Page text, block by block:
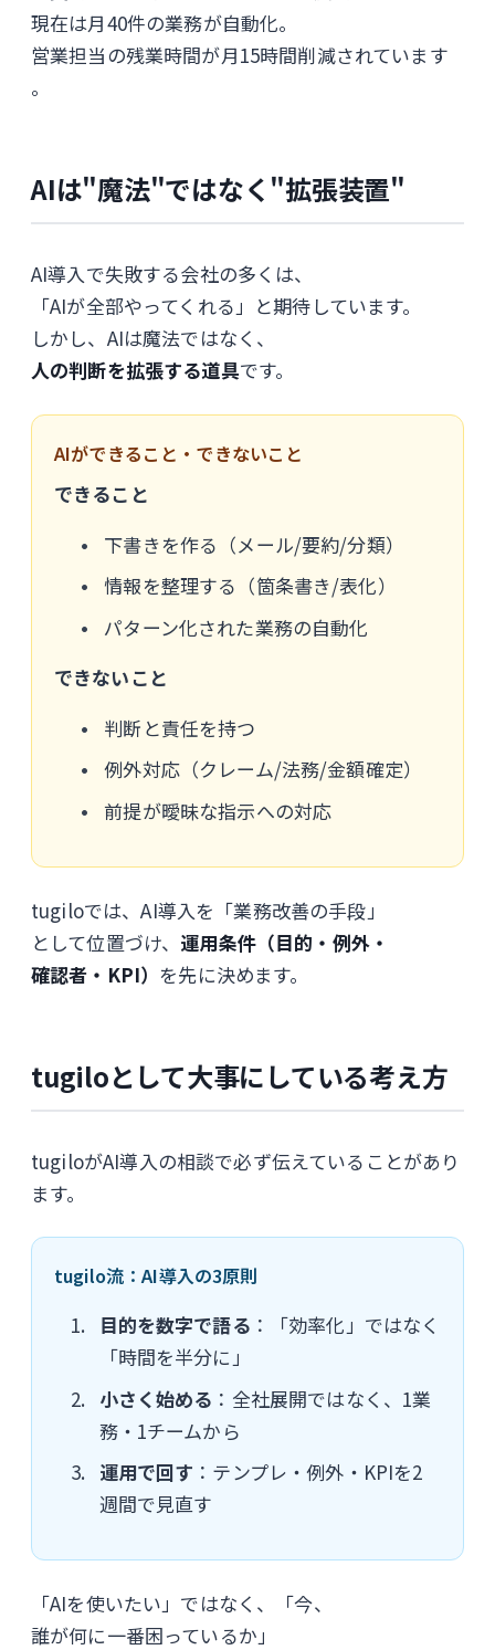
現在は月40件の業務が自動化。
営業担当の残業時間が月15時間削減されています
。
AIは"魔法"ではなく"拡張装置"
AI導入で失敗する会社の多くは、
「AIが全部やってくれる」と期待しています。
しかし、AIは魔法ではなく、
人の判断を拡張する道具です。
AIができること・できないこと
できること
下書きを作る（メール/要約/分類）
情報を整理する（箇条書き/表化）
パターン化された業務の自動化
できないこと
判断と責任を持つ
例外対応（クレーム/法務/金額確定）
前提が曖昧な指示への対応
tugiloでは、AI導入を「業務改善の手段」
として位置づけ、 運用条件（目的・例外・
確認者・KPI） を先に決めます。
tugiloとして大事にしている考え方
tugiloがAI導入の相談で必ず伝えていることがあり
ます。
tugilo流：AI導入の3原則
目的を数字で語る ：「効率化」ではなく
「時間を半分に」
小さく始める ：全社展開ではなく、1業
務・1チームから
運用で回す ：テンプレ・例外・KPIを2
週間で見直す
「AIを使いたい」ではなく、「今、
誰が何に一番困っているか」